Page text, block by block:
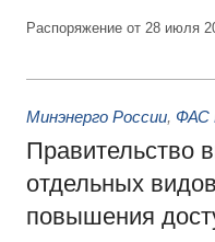
Распоряжение от 28 июля
Минэнерго России, ФАС
Правительство
отдельных
повышения